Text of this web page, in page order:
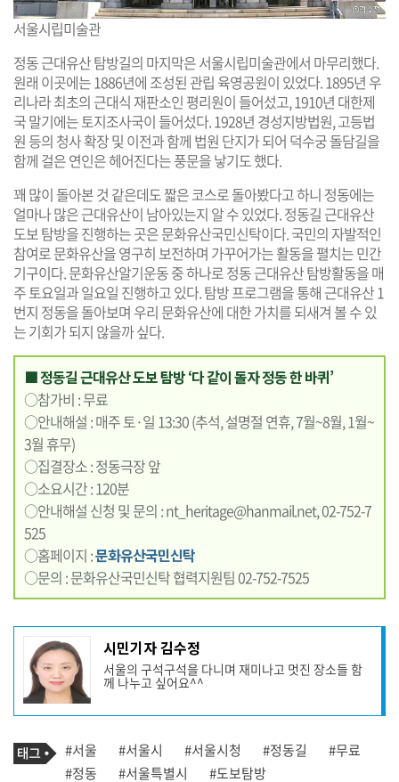
서울시립미술관
정동 근대유산 탐방길의 마지막은 서울시립미술관에서 마무리했다.
원래 이곳에는 1886년에 조성된 관립 육영공원이 있었다. 1895년 우
리나라 최초의 근대식 재판소인 평리원이 들어섰고, 1910년 대한제
국 말기에는 토지조사국이 들어섰다. 1928년 경성지방법원, 고등법
원 등의 청사 확장 및 이전과 함께 법원 단지가 되어 덕수궁 돌담길을
함께 걸은 연인은 헤어진다는 풍문을 낳기도 했다.
꽤 많이 돌아본 것 같은데도 짧은 코스로 돌아봤다고 하니 정동에는
얼마나 많은 근대유산이 남아있는지 알 수 있었다. 정동길 근대유산
도보 탐방을 진행하는 곳은 문화유산국민신탁이다. 국민의 자발적인
참여로 문화유산을 영구히 보전하며 가꾸어가는 활동을 펼치는 민간
기구이다. 문화유산알기운동 중 하나로 정동 근대유산 탐방활동을 매
주 토요일과 일요일 진행하고 있다. 탐방 프로그램을 통해 근대유산 1
번지 정동을 돌아보며 우리 문화유산에 대한 가치를 되새겨 볼 수 있
는 기회가 되지 않을까 싶다.
■ 정동길 근대유산 도보 탐방 ‘다 같이 돌자 정동 한 바퀴’
○참가비 : 무료
○안내해설 : 매주 토·일 13:30 (추석, 설명절 연휴, 7월~8월, 1월~
3월 휴무)
○집결장소 : 정동극장 앞
○소요시간 : 120분
○안내해설 신청 및 문의 : nt_heritage@hanmail.net, 02-752-7
525
○홈페이지 :문화유산국민신탁
○문의 : 문화유산국민신탁 협력지원팀 02-752-7525
기
사
작
성
자
프
필
시민기자 김수정
서울의 구석구석을 다니며 재미나고 멋진 장소들 함
께 나누고 싶어요^^
기
사
관
태
그
#서울 #서울시 #서울시청 #정동길
#무료
#정동
#서울특별시
#도보탐방